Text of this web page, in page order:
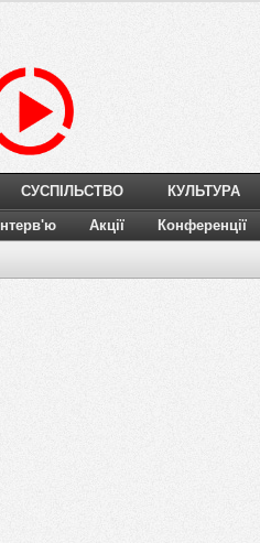
СУСПІЛЬСТВО КУЛЬТУРА
Інтерв'ю Акції Конференції